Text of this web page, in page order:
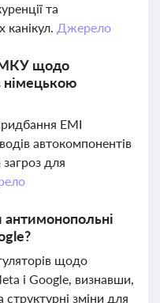
та
канікул. Джерело
щодо
німецькою
EMI
автокомпонентів
для
щодо
і Google, визнавши,
зміни для